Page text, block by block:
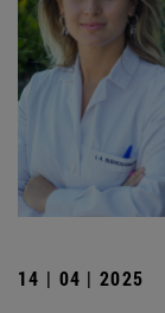
14 | 04 | 2025